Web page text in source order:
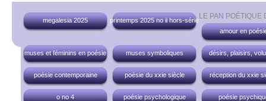
LE PAN POÉTIQUE
megalesia 2025
printemps 2025 no ii hors-série
amour en
muses et féminins en poésie muses symboliques désirs, plaisirs,
poésie contemporaine poésie du xxie siècle réception du xxie
o no 4 poésie psychologique poésie